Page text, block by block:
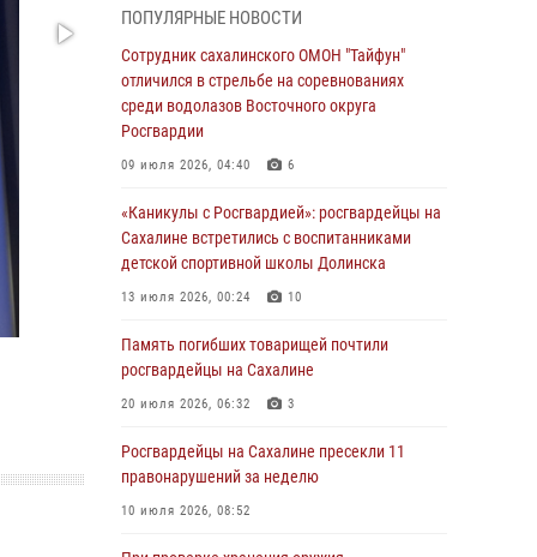
Сводка вневедомственной охраны за
неделю
31 июля 2026, 06:56
на чемпионате Восточного округа по
комплексному единоборству
31 июля 2026, 03:59
области прошли учебно-методические сборы
с сотрудниками контрольно-технических
пунктов
8 единиц огнестрельного оружия и 400
патронов изъяли росгвардейцы у
ПОПУЛЯРНЫЕ НОВОСТИ
Сотрудник сахалинского ОМОН "Тайфун"
отличился в стрельбе на соревнованиях
среди водолазов Восточного округа
Росгвардии
09 июля 2026, 04:40 6
«Каникулы с Росгвардией»: росгвардейцы на
Сахалине встретились с воспитанниками
детской спортивной школы Долинска
13 июля 2026, 00:24 10
Память погибших товарищей почтили
росгвардейцы на Сахалине
20 июля 2026, 06:32 3
Росгвардейцы на Сахалине пресекли 11
правонарушений за неделю
10 июля 2026, 08:52